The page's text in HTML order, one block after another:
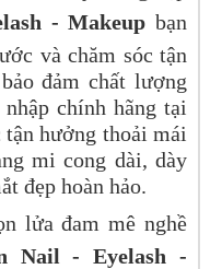
- Makeup bạn
và chăm sóc tận
đảm chất lượng
chính hãng tại
hưởng thoải mái
mi cong dài, dày
đẹp hoàn hảo.
lửa đam mê nghề
Nail - Eyelash -